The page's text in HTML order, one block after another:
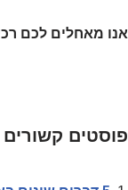
אנו מאחלים לכם
פוסטים